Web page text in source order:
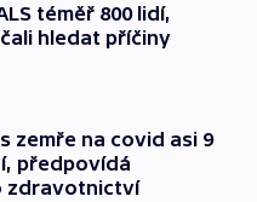
téměř 800 lidí,
hledat příčiny
zemře na covid asi 9
předpovídá
zdravotnictví